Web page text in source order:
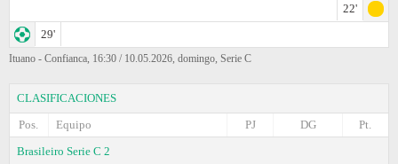
22'
29'
Ituano - Confianca, 16:30 / 10.05.2026, domingo, Serie C
CLASIFICACIONES
Pos.
Equipo Pt.
DG
PJ
Brasileiro Serie C 2